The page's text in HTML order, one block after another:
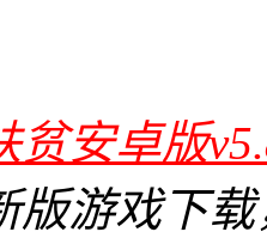
贫安卓版
版游戏下